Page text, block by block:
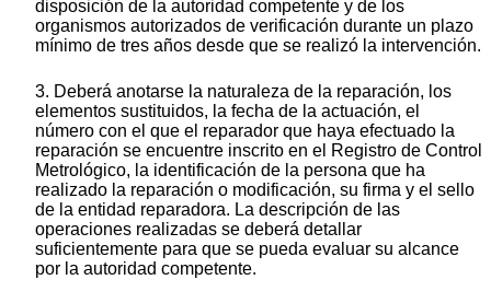
disposición de la autoridad competente y de los
organismos autorizados de verificación durante un plazo
mínimo de tres años desde que se realizó la intervención.
3. Deberá anotarse la naturaleza de la reparación, los
elementos sustituidos, la fecha de la actuación, el
número con el que el reparador que haya efectuado la
reparación se encuentre inscrito en el Registro de Control
Metrológico, la identificación de la persona que ha
realizado la reparación o modificación, su firma y el sello
de la entidad reparadora. La descripción de las
operaciones realizadas se deberá detallar
suficientemente para que se pueda evaluar su alcance
por la autoridad competente.